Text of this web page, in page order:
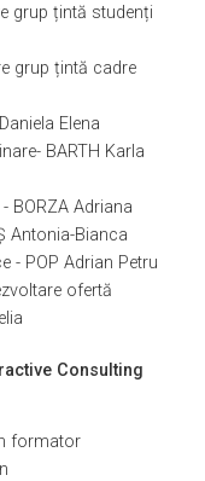
grup țintă studenți
grup țintă cadre
Elena
BARTH Karla
BORZA Adriana
Antonia-Bianca
- POP Adrian Petru
ofertă
Consulting
formator